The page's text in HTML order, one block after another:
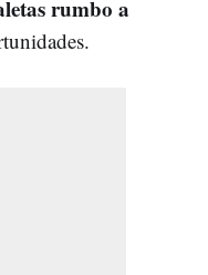
rumbo a